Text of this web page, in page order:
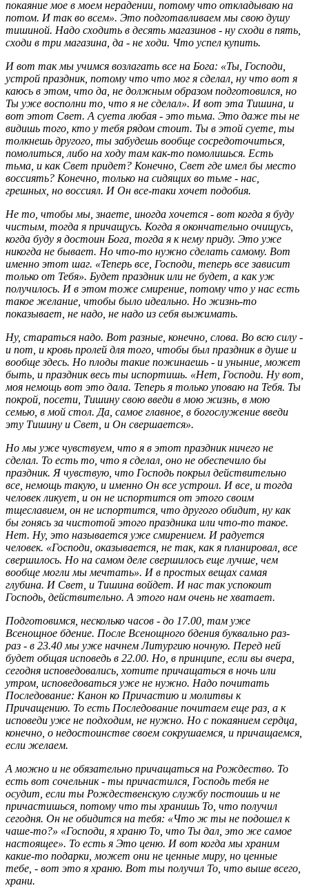
покаяние мое в моем нерадении, потому что откладываю на
потом. И так во всем». Это подготавливаем мы свою душу
тишиной. Надо сходить в десять магазинов - ну сходи в пять,
сходи в три магазина, да - не ходи. Что успел купить.
И вот так мы учимся возлагать все на Бога: «Ты, Господи,
устрой праздник, потому что что мог я сделал, ну что вот я
каюсь в этом, что да, не должным образом подготовился, но
Ты уже восполни то, что я не сделал». И вот эта Тишина, и
вот этот Свет. А суета любая - это тьма. Это даже ты не
видишь того, кто у тебя рядом стоит. Ты в этой суете, ты
толкнешь другого, ты забудешь вообще сосредоточиться,
помолиться, либо на ходу там как-то помолишься. Есть
тьма, и как Cвет придет? Конечно, Cвет где имел бы место
воссиять? Конечно, только на сидящих во тьме - нас,
грешных, но воссиял. И Он все-таки хочет подобия.
Не то, чтобы мы, знаете, иногда хочется - вот когда я буду
чистым, тогда я причащусь. Когда я окончательно очищусь,
когда буду я достоин Бога, тогда я к нему приду. Это уже
никогда не бывает. Но что-то нужно сделать самому. Вот
именно этот шаг. «Теперь все, Господи, теперь все зависит
только от Тебя». Будет праздник или не будет, а как уж
получилось. И в этом тоже смирение, потому что у нас есть
такое желание, чтобы было идеально. Но жизнь-то
показывает, не надо, не надо из себя выжимать.
Ну, стараться надо. Вот разные, конечно, слова. Во всю силу -
и пот, и кровь пролей для того, чтобы был праздник в душе и
вообще здесь. Но плоды такие пожинаешь - и уныние, может
быть, и праздник весь ты испортишь. «Нет, Господи. Ну вот,
моя немощь вот это дала. Теперь я только уповаю на Тебя. Ты
покрой, посети, Тишину свою введи в мою жизнь, в мою
семью, в мой стол. Да, самое главное, в богослужение введи
эту Тишину и Свет, и Он свершается».
Но мы уже чувствуем, что я в этот праздник ничего не
сделал. То есть то, что я сделал, оно не обеспечило бы
праздник. Я чувствую, что Господь покрыл действительно
все, немощь такую, и именно Он все устроил. И все, и тогда
человек ликует, и он не испортится от этого своим
тщеславием, он не испортится, что другого обидит, ну как
бы гонясь за чистотой этого праздника или что-то такое.
Нет. Ну, это называется уже смирением. И радуется
человек. «Господи, оказывается, не так, как я планировал, все
свершилось. Но на самом деле свершилось еще лучше, чем
вообще могли мы мечтать». И в простых вещах самая
глубина. И Свет, и Тишина войдет. И нас так успокоит
Господь, действительно. А этого нам очень не хватает.
Подготовимся, несколько часов - до 17.00, там уже
Всенощное бдение. После Всенощного бдения буквально раз-
раз - в 23.40 мы уже начнем Литургию ночную. Перед ней
будет общая исповедь в 22.00. Но, в принципе, если вы вчера,
сегодня исповедовались, хотите причащаться в ночь или
утром, исповедоваться уже не нужно. Надо почитать
Последование: Канон ко Причастию и молитвы к
Причащению. То есть Последование почитаем еще раз, а к
исповеди уже не подходим, не нужно. Но с покаянием сердца,
конечно, о недостоинстве своем сокрушаемся, и причащаемся,
если желаем.
А можно и не обязательно причащаться на Рождество. То
есть вот сочельник - ты причастился, Господь тебя не
осудит, если ты Рождественскую службу постоишь и не
причастишься, потому что ты хранишь То, что получил
сегодня. Он не обидится на тебя: «Что ж ты не подошел к
чаше-то?» «Господи, я храню То, что Ты дал, это же самое
настоящее». То есть я Это ценю. И вот когда мы храним
какие-то подарки, может они не ценные миру, но ценные
тебе, - вот это я храню. Вот ты получил То, что выше всего,
храни.